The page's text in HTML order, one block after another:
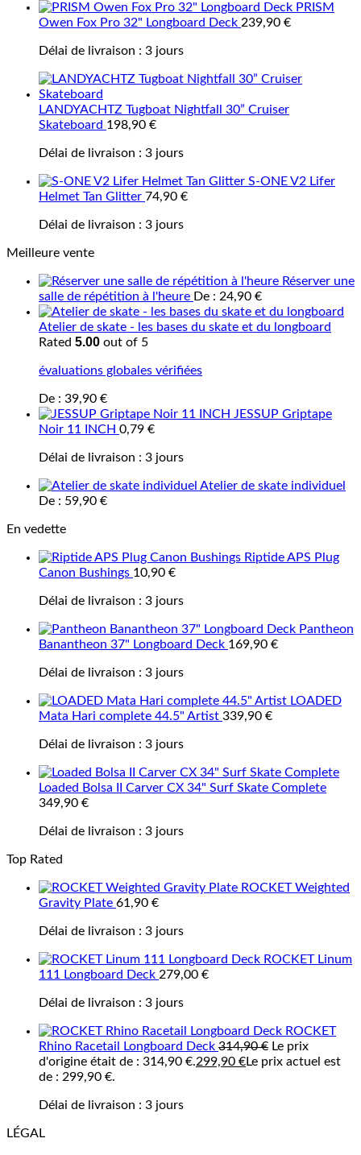
PRISM
Owen Fox Pro 32" Longboard Deck 239,90 €
Délai de livraison : 3 jours
LANDYACHTZ Tugboat Nightfall 30” Cruiser
Skateboard 198,90 €
Délai de livraison : 3 jours
S-ONE V2 Lifer
Helmet Tan Glitter 74,90 €
Délai de livraison : 3 jours
Meilleure vente
Réserver une
salle de répétition à l'heure De : 24,90 €
Atelier de skate - les bases du skate et du longboard
Rated 5.00 out of 5
évaluations globales vérifiées
De : 39,90 €
JESSUP Griptape
Noir 11 INCH 0,79 €
Délai de livraison : 3 jours
Atelier de skate individuel
De : 59,90 €
En vedette
Riptide APS Plug
Canon Bushings 10,90 €
Délai de livraison : 3 jours
Pantheon
Banantheon 37" Longboard Deck 169,90 €
Délai de livraison : 3 jours
LOADED
Mata Hari complete 44.5" Artist 339,90 €
Délai de livraison : 3 jours
Loaded Bolsa II Carver CX 34" Surf Skate Complete
349,90 €
Délai de livraison : 3 jours
Top Rated
ROCKET Weighted
Gravity Plate 61,90 €
Délai de livraison : 3 jours
ROCKET Linum
111 Longboard Deck 279,00 €
Délai de livraison : 3 jours
ROCKET
Rhino Racetail Longboard Deck 314,90€ Le prix
d'origine était de : 314,90 €.299,90 €Le prix actuel est
de : 299,90 €.
Délai de livraison : 3 jours
LÉGAL